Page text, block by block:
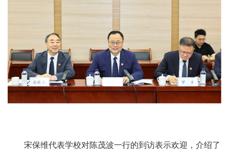
宋保维代表学校对陈茂波一行的到访表示欢迎，介绍了